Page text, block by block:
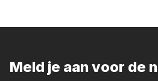
Meld je aan voor de